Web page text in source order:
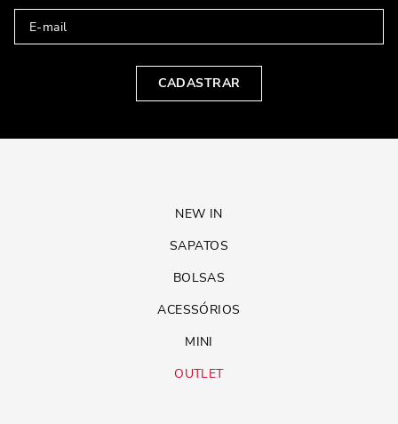
CADASTRAR
NEW IN
SAPATOS
BOLSAS
ACESSÓRIOS
MINI
OUTLET